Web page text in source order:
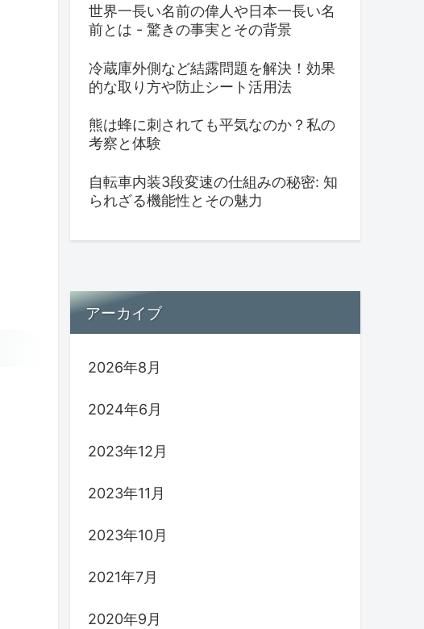
世界一長い名前の偉人や日本一長い名
前とは - 驚きの事実とその背景
冷蔵庫外側など結露問題を解決！効果
的な取り方や防止シート活用法
熊は蜂に刺されても平気なのか？私の
考察と体験
自転車内装3段変速の仕組みの秘密: 知
られざる機能性とその魅力
アーカイブ
2026年8月
2024年6月
2023年12月
2023年11月
2023年10月
2021年7月
2020年9月